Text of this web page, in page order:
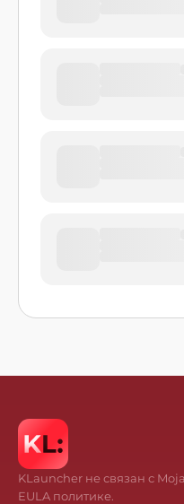
KLauncher не связан с
EULA политике.